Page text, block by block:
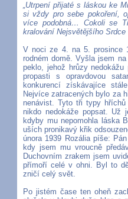
„Utrpení přijaté s láskou ke
si vždy pro sebe pokoření,
více podobná… Cokoli se
kralování Nejsvětějšího Srdce
V noci ze 4. na 5. prosince
rodném domě. Vyšla jsem
peklo, jehož hrůzy
propasti s opravdovou
konkurencí získávajíce
Nejvíce zatracených bylo za
nenávist. Tyto tři typy
nikdo nedokáže popsat. Už
kdyby mu nepomohla láska
uších pronikavý křik
února 1939 Rozália píše:
kdy jsem mu vroucně
Duchovním zrakem jsem
přímoří celé v ohni. Byl to
zničí celý svět.
Po jistém čase ten oheň